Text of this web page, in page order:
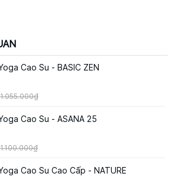
Cao Su - BASIC ZEN
1.055.000₫
Cao Su - ASANA 25
1.100.000₫
Cao Su Cao Cấp - NATURE